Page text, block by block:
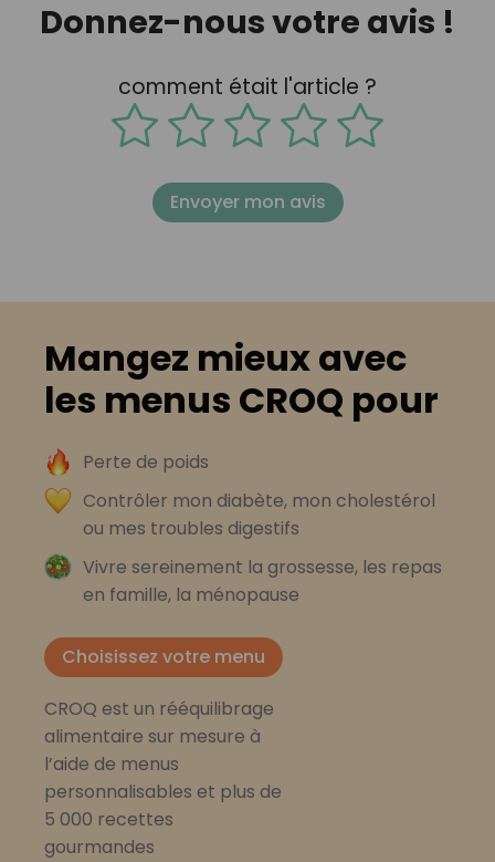
Donnez-nous votre avis !
comment était l'article ?
Envoyer mon avis
Mangez mieux avec
les menus CROQ pour
Perte de poids
Contrôler mon diabète, mon cholestérol
ou mes troubles digestifs
Vivre sereinement la grossesse, les repas
en famille, la ménopause
Choisissez votre menu
CROQ est un rééquilibrage
alimentaire sur mesure à
l’aide de menus
personnalisables et plus de
5 000 recettes
gourmandes